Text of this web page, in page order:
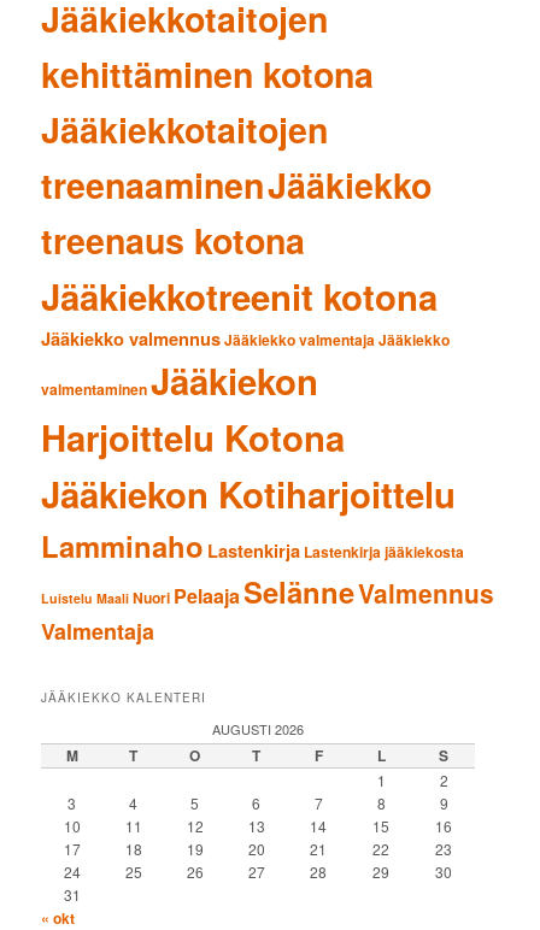
Jääkiekkotaitojen
kehittäminen kotona
Jääkiekkotaitojen
treenaaminenJääkiekko
treenaus kotona
Jääkiekkotreenit kotona
Jääkiekko valmennusJääkiekko valmentajaJääkiekko
valmentaminenJääkiekon
Harjoittelu Kotona
Jääkiekon Kotiharjoittelu
Lamminaho Lastenkirja Lastenkirja jääkiekosta
Luistelu Maali Nuori PelaajaSelänneValmennus
Valmentaja
JÄÄKIEKKO KALENTERI
AUGUSTI 2026
M T O T F L S
1
2
3
4 5 6 7 8
9
10
11 12 13 14 15
16
17
18 19 20 21 22
23
24
25 26 27 28 29
30
31
« okt